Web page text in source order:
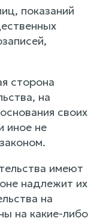
показаний
сторона
на
своих
иное не
имеют
надлежит их
на
на какие-либо